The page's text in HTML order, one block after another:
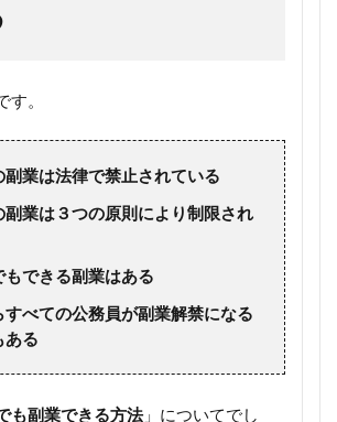
。
副業は法律で禁止されている
副業は３つの原則により制限され
もできる副業はある
すべての公務員が副業解禁になる
ある
も副業できる方法」についてでし